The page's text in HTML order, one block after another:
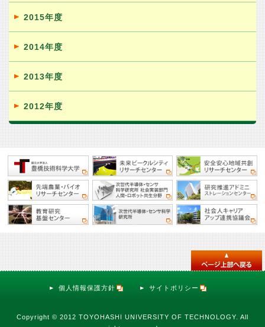
2015年度
2014年度
2013年度
2012年度
個人情報保護方針 サイトポリシー
Copyright © 2012 TOYOHASHI UNIVERSITY OF TECHNOLOGY. All